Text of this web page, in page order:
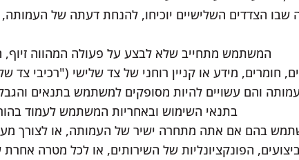
שבו הצדדים השלישיים יוכיחו, להנחת דעתה של העמותה,
המשתמש מתחייב שלא לבצע על פעולה המהווה זיוף,
חומרים, מידע או קניין רוחני של צד שלישי ("רכיבי צד
והם עשויים להיות מסופקים למשתמש בתנאים
בתנאי השימוש ובאחריות המשתמש לעמוד
בהם אם אתה מתחרה ישיר של העמותה, או לצורך
הפונקציונליות של השירותים, או לכל מטרה